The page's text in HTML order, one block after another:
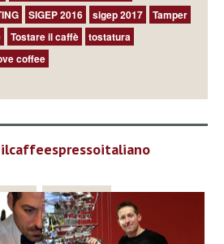
SIGEP 2016 sigep 2017
Tamper
Tostare il caffè
tostatura
coffee